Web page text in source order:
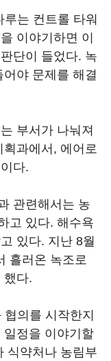
는 컨트롤 타워
이야기하면 이
단이 들었다. 녹
야 문제를 해결
부서가 나눠져
과에서, 에어로
다.
관련해서는 농
고 있다. 해수욕
있다. 지난 8월
흘러온 녹조로
했다.
의를 시작한지
일정을 이야기할
식약처나 농림부